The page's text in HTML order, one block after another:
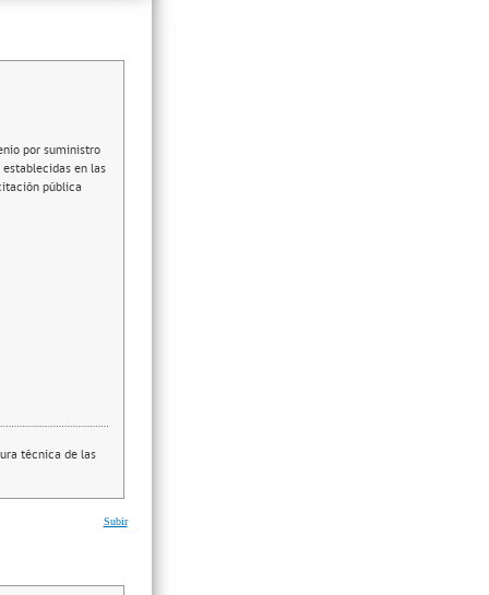
por suministro
en las
pública
técnica de las
Subir